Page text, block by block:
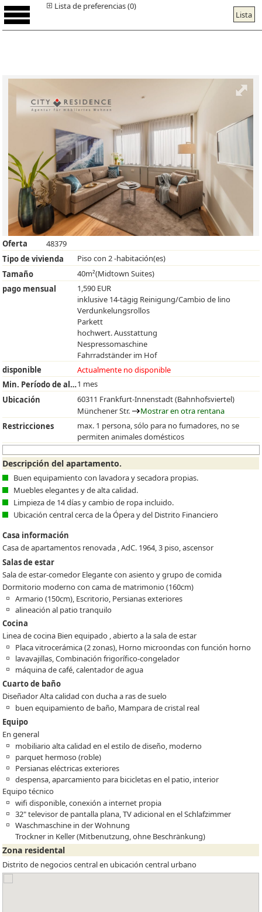
Lista
Lista de preferencias (0)
Oferta
48379
Tipo de vivienda
Piso con 2 -habitación(es)
Tamaño
40m²(Midtown Suites)
pago mensual
1,590 EUR
inklusive 14-tägig Reinigung/Cambio de lino
Verdunkelungsrollos
Parkett
hochwert. Ausstattung
Nespressomaschine
Fahrradständer im Hof
disponible
Actualmente no disponible
Min. Período de alquiler1 mes
Ubicación
60311 Frankfurt-Innenstadt (Bahnhofsviertel)
Münchener Str.
Mostrar en otra rentana
Restricciones
max. 1 persona, sólo para no fumadores, no se
permiten animales domésticos
Descripción del apartamento.
Buen equipamiento con lavadora y secadora propias.
Muebles elegantes y de alta calidad.
Limpieza de 14 días y cambio de ropa incluido.
Ubicación central cerca de la Ópera y del Distrito Financiero
Casa información
Casa de apartamentos renovada , AdC. 1964, 3 piso, ascensor
Salas de estar
Sala de estar-comedor Elegante con asiento y grupo de comida
Dormitorio moderno con cama de matrimonio (160cm)
Armario (150cm), Escritorio, Persianas exteriores
alineación al patio tranquilo
Cocina
Linea de cocina Bien equipado , abierto a la sala de estar
Placa vitrocerámica (2 zonas), Horno microondas con función horno
lavavajillas, Combinación frigorífico-congelador
máquina de café, calentador de agua
Cuarto de baño
Diseñador Alta calidad con ducha a ras de suelo
buen equipamiento de baño, Mampara de cristal real
Equipo
En general
mobiliario alta calidad en el estilo de diseño, moderno
parquet hermoso (roble)
Persianas eléctricas exteriores
despensa, aparcamiento para bicicletas en el patio, interior
Equipo técnico
wifi disponible, conexión a internet propia
32" televisor de pantalla plana, TV adicional en el Schlafzimmer
Waschmaschine in der Wohnung
Trockner in Keller (Mitbenutzung, ohne Beschränkung)
Zona residental
Distrito de negocios central en ubicación central urbano